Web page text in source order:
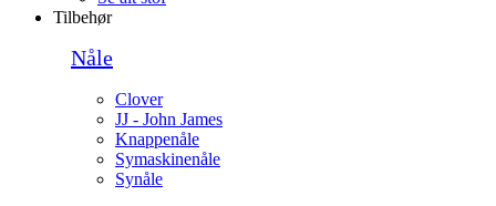
Tilbehør
Nåle
Clover
JJ - John James
Knappenåle
Symaskinenåle
Synåle